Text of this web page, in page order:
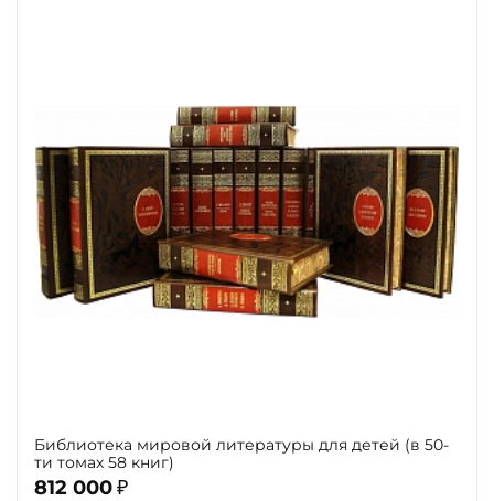
Библиотека мировой литературы для детей (в 50-
ти томах 58 книг)
812 000 ₽